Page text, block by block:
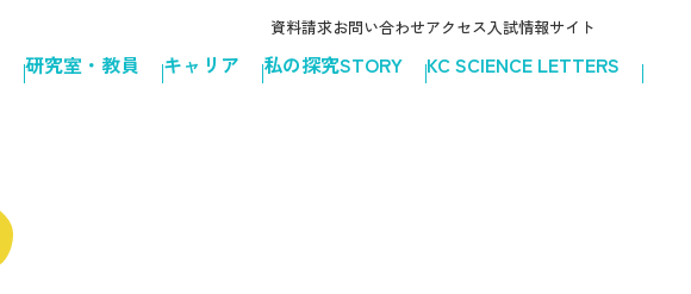
研究室・教員 キャリア 私の探究STORY KC SCIENCE LETTERS
入試情報サイト
アクセス
お問い合わせ
資料請求